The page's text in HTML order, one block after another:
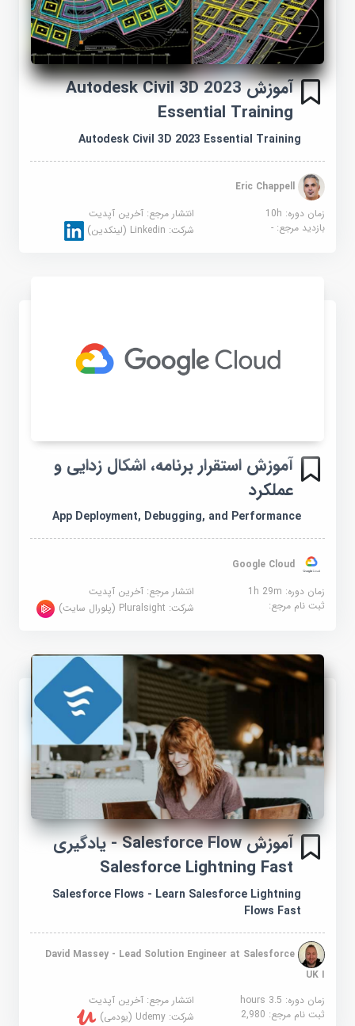
آموزش Autodesk Civil 3D 2023
Essential Training
Autodesk Civil 3D 2023 Essential Training
Eric Chappell
زمان دوره: 10h
انتشار مرجع:آخرین آپدیت
بازدید مرجع:- شرکت:Linkedin (لینکدین)
آموزش استقرار برنامه، اشکال زدایی و
عملکرد
App Deployment, Debugging, and Performance
Google Cloud
زمان دوره: 1h 29m
انتشار مرجع:آخرین آپدیت
ثبت نام مرجع:
شرکت:Pluralsight (پلورال سایت)
آموزش Salesforce Flow - یادگیری
Salesforce Lightning Fast
Salesforce Flows - Learn Salesforce Lightning
Flows Fast
David Massey - Lead Solution Engineer at Salesforce
UK I
زمان دوره: 3.5 hours
انتشار مرجع:آخرین آپدیت
ثبت نام مرجع:2,980 شرکت:Udemy (یودمی)